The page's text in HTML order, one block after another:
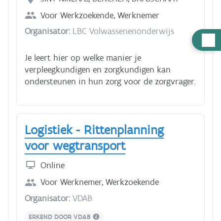
uur nodig voor deze cursus.
Voor Werkzoekende, Werknemer
Organisator:LBC Volwassenenonderwijs
Je leert hier op welke manier je
verpleegkundigen en zorgkundigen kan
ondersteunen in hun zorg voor de zorgvrager.
Logistiek - Rittenplanning
voor wegtransport
Online
Voor Werknemer, Werkzoekende
Organisator:VDAB
ERKEND DOOR VDAB